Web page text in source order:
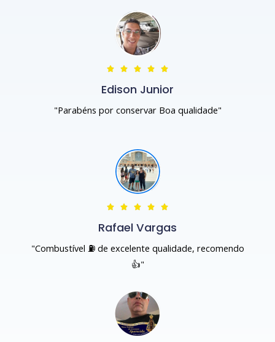
    
Edison Junior
"Parabéns por conservar Boa qualidade"
    
Rafael Vargas
"Combustível ⛽ de excelente qualidade, recomendo
👍"